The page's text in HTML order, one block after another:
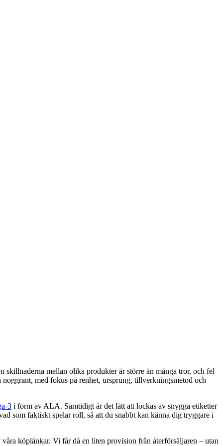
mellan olika produkter är större än många tror, och fel
med fokus på renhet, ursprung, tillverkningsmetod och
3 i form av ALA. Samtidigt är det lätt att lockas av snygga etiketter
som faktiskt spelar roll, så att du snabbt kan känna dig tryggare i
köplänkar. Vi får då en liten provision från återförsäljaren – utan